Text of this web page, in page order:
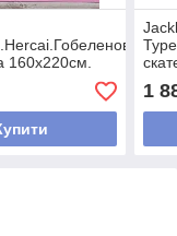
160х220см.
1